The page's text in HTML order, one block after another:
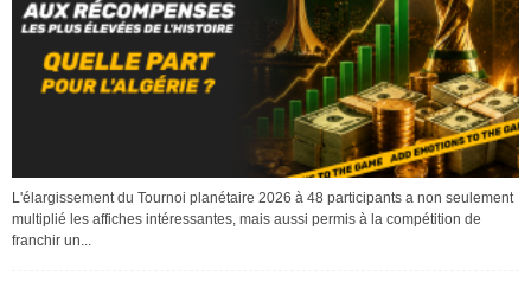
L'élargissement du Tournoi planétaire 2026 à 48 participants a non seulement
multiplié les affiches intéressantes, mais aussi permis à la compétition de
franchir un...